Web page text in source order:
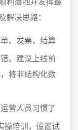
决思路：
、发票、结算
。建议上线前
将非结构化数
营人员习惯了
操培训，设置试